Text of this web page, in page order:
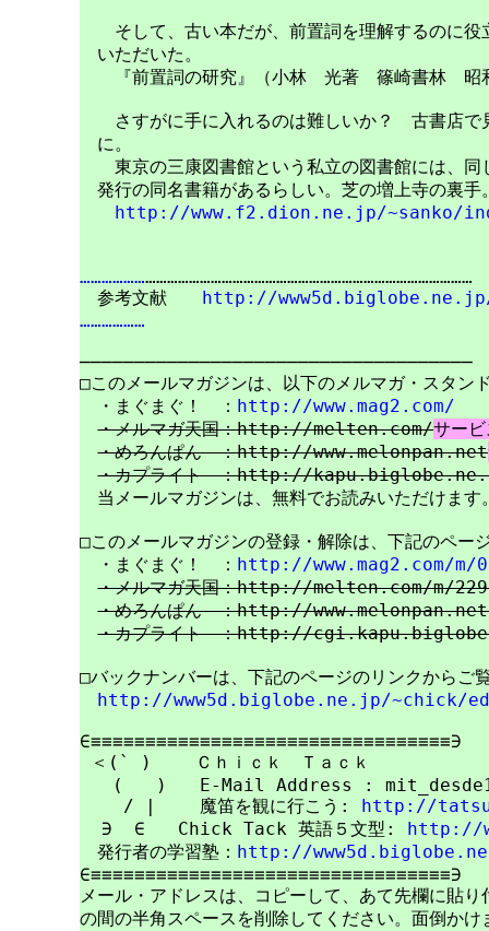
そして、古い本だが、前置詞を理解するのに役
いただいた。
『前置詞の研究』（小林　光著　篠崎書林　昭
さすがに手に入れるのは難しいか？　古書店で
に。
東京の三康図書館という私立の図書館には、同
発行の同名書籍があるらしい。芝の増上寺の裏手
http://www.f2.dion.ne.jp/~sanko/
………………………………………………………………………………………………
参考文献 http://
………………
────────────────────────────────────
□このメールマガジンは、以下のメルマガ・スタン
・まぐまぐ！　： http://www.mag2.com/
・メルマガ天国：http://melten.com/サー
・めろんぱん　：http://www.melonpan.net
・カプライト　：http://
当メールマガジンは、無料でお読みいただけます
□このメールマガジンの登録・解除は、下記のペー
・まぐまぐ！　： http://www.mag2.com/m/
・メルマガ天国：http://melten.com/m/
・めろんぱん　：http://
・カプライト　：http://
□バックナンバーは、下記のページのリンクからご
http://www5d.biglobe.ne.jp/~chick/
∈≡≡≡≡≡≡≡≡≡≡≡≡≡≡≡≡≡≡≡≡≡≡≡≡≡≡≡≡≡≡≡≡≡∋
＜(` )    Ｃｈｉｃｋ　Ｔａｃｋ
(   )   E-Mail Address :
    / |    魔笛を観に行こう:
http://
  ∋  ∈   Chick Tack 英語５文型:
http://
発行者の学習塾： http://
∈≡≡≡≡≡≡≡≡≡≡≡≡≡≡≡≡≡≡≡≡≡≡≡≡≡≡≡≡≡≡≡≡≡∋
メール・アドレスは、コピーして、あて先欄に
の間の半角スペースを削除してください。面倒かけ